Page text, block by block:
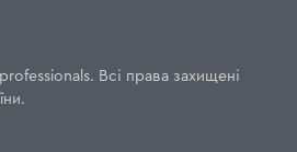
Всі права захищені